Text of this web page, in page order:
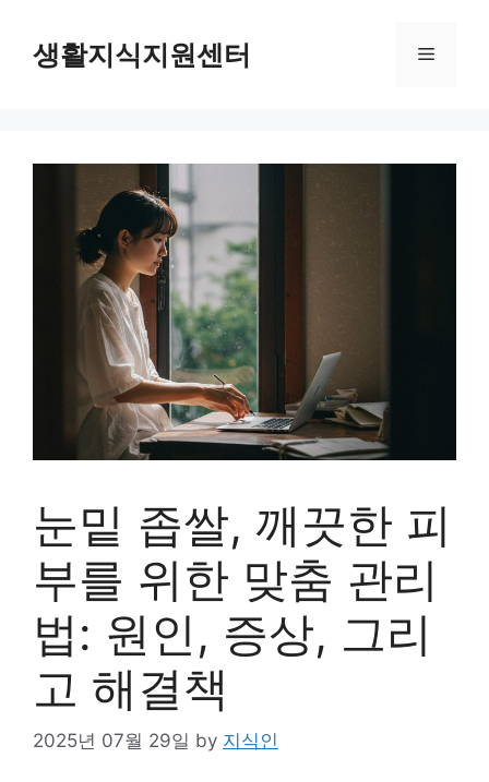
content생활지식지원센터 Menu
눈밑 좁쌀, 깨끗한 피
부를 위한 맞춤 관리
법: 원인, 증상, 그리
고 해결책
2025년 07월 29일 by 지식인